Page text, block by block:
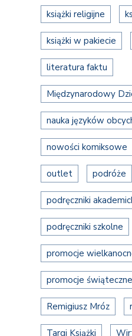
książki religijne
książki w pakiecie
literatura faktu
Międzynarodowy
nauka języków
nowości komiksowe
outlet podróże
podręczniki
podręczniki szkolne
promocje
promocje świąteczne
Remigiusz Mróz
Targi Książki